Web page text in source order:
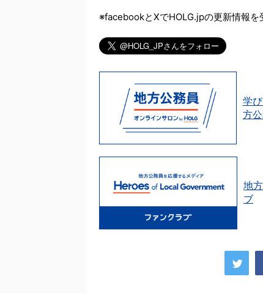
※facebookとXでHOLG.jpの更新情報を
学
方
地
ブ